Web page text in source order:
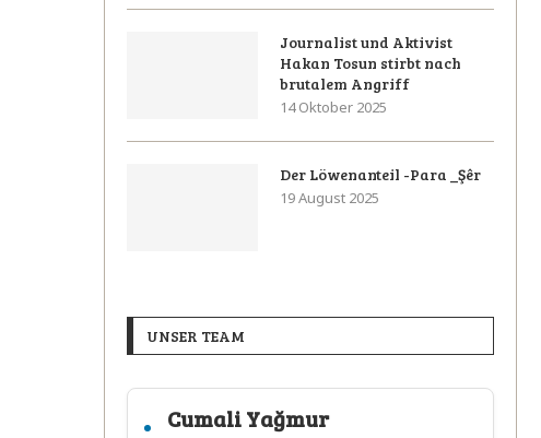
Journalist und Aktivist
Hakan Tosun stirbt nach
brutalem Angriff
14 Oktober 2025
Der Löwenanteil -Para _Şêr
19 August 2025
UNSER TEAM
Cumali Yağmur